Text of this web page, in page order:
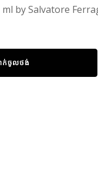
by Salvatore
ក់ចូលថង់